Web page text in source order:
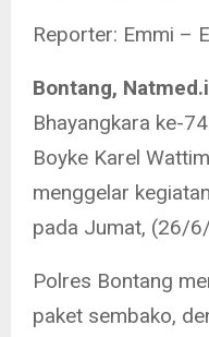
Reporter: Emmi –
Bontang,
Bhayangkara ke-
Boyke Karel
menggelar
pada Jumat, (26/
Polres Bontang
paket sembako,